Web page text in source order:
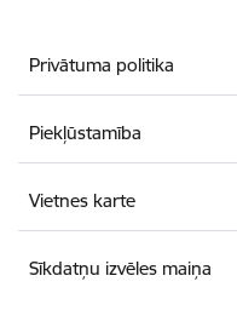
Privātuma politika
Piekļūstamība
Vietnes karte
Sīkdatņu izvēles maiņa